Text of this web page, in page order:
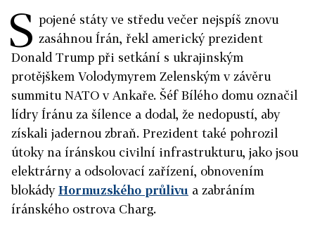
S pojené státy ve středu večer nejspíš znovu
zasáhnou Írán, řekl americký prezident
Donald Trump při setkání s ukrajinským
protějškem Volodymyrem Zelenským v závěru
summitu NATO v Ankaře. Šéf Bílého domu označil
lídry Íránu za šílence a dodal, že nedopustí, aby
získali jadernou zbraň. Prezident také pohrozil
útoky na íránskou civilní infrastrukturu, jako jsou
elektrárny a odsolovací zařízení, obnovením
blokádyHormuzského průlivu a zabráním
íránského ostrova Charg.